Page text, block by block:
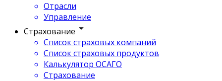
Отрасли
Управление
Страхование
Список страховых компаний
Список страховых продуктов
Калькулятор ОСАГО
Страхование